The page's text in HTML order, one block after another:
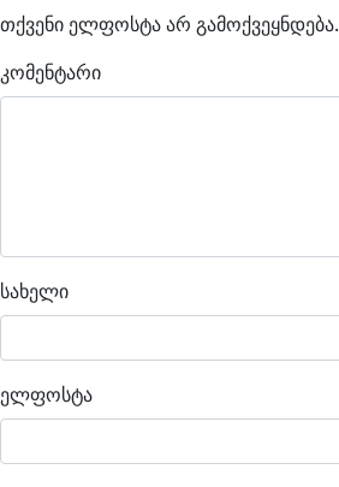
თქვენი ელფოსტა არ გამოქვეყნდება.
კომენტარი
სახელი
ელფოსტა